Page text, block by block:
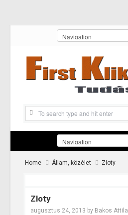
Home Állam, közélet Zloty
Zloty
augusztus 24, 2013 by Bakos Attila